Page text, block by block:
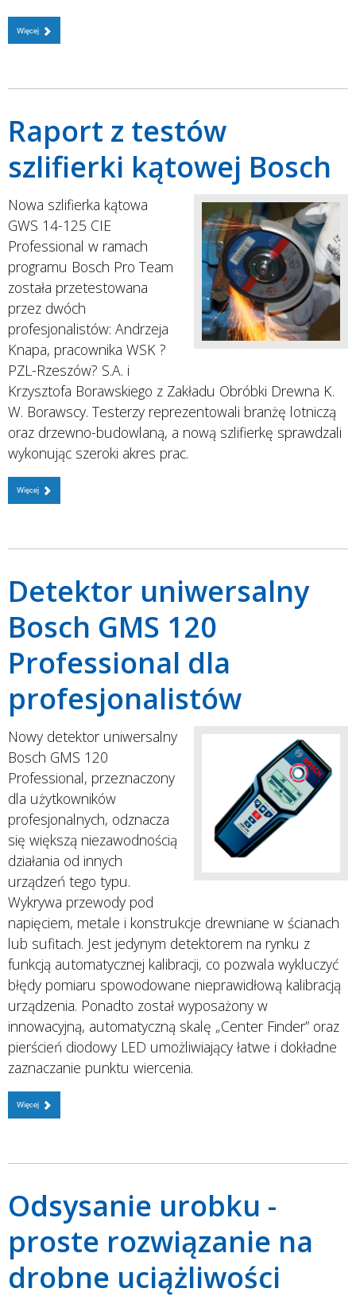
Więcej
Raport z testów
szlifierki kątowej Bosch
Nowa szlifierka kątowa
GWS 14-125 CIE
Professional w ramach
programu Bosch Pro Team
została przetestowana
przez dwóch
profesjonalistów: Andrzeja
Knapa, pracownika WSK ?
PZL-Rzeszów? S.A. i
Krzysztofa Borawskiego z Zakładu Obróbki Drewna K.
W. Borawscy. Testerzy reprezentowali branżę lotniczą
oraz drzewno-budowlaną, a nową szlifierkę sprawdzali
wykonując szeroki akres prac.
Więcej
Detektor uniwersalny
Bosch GMS 120
Professional dla
profesjonalistów
Nowy detektor uniwersalny
Bosch GMS 120
Professional, przeznaczony
dla użytkowników
profesjonalnych, odznacza
się większą niezawodnością
działania od innych
urządzeń tego typu.
Wykrywa przewody pod
napięciem, metale i konstrukcje drewniane w ścianach
lub sufitach. Jest jedynym detektorem na rynku z
funkcją automatycznej kalibracji, co pozwala wykluczyć
błędy pomiaru spowodowane nieprawidłową kalibracją
urządzenia. Ponadto został wyposażony w
innowacyjną, automatyczną skalę „Center Finder” oraz
pierścień diodowy LED umożliwiający łatwe i dokładne
zaznaczanie punktu wiercenia.
Więcej
Odsysanie urobku -
proste rozwiązanie na
drobne uciążliwości